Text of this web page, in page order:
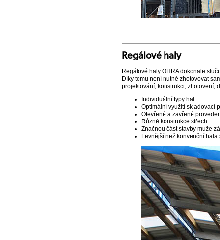
Regálové haly
Regálové haly OHRA dokonale
Díky tomu není nutné zhotovovat
projektování, konstrukci, zhotovení,
Individuální typy hal
Optimální využití skladovací
Otevřené a zavřené
Různé konstrukce střech
Značnou část stavby muže
Levnější než konvenční hala